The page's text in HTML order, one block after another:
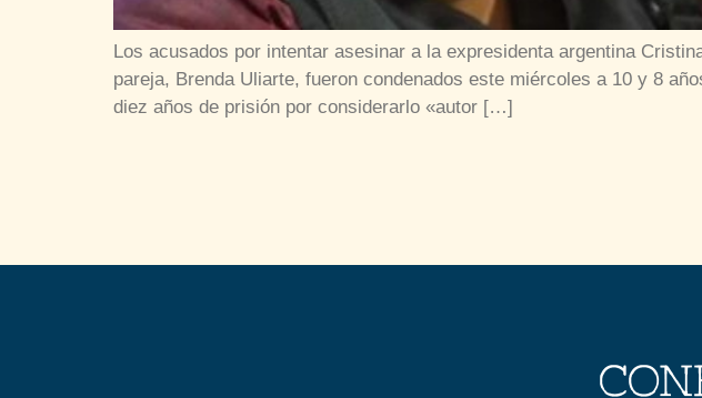
Los acusados por intentar asesinar a la expresidenta argentina
pareja, Brenda Uliarte, fueron condenados este miércoles a 10 y 8
diez años de prisión por considerarlo «autor […]